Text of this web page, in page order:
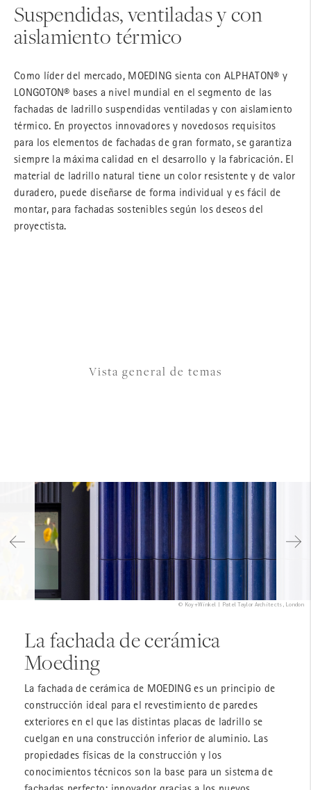
Suspendidas, ventiladas y con
aislamiento térmico
Como líder del mercado, MOEDING sienta con ALPHATON® y
LONGOTON® bases a nivel mundial en el segmento de las
fachadas de ladrillo suspendidas ventiladas y con aislamiento
térmico. En proyectos innovadores y novedosos requisitos
para los elementos de fachadas de gran formato, se garantiza
siempre la máxima calidad en el desarrollo y la fabricación. El
material de ladrillo natural tiene un color resistente y de valor
duradero, puede diseñarse de forma individual y es fácil de
montar, para fachadas sostenibles según los deseos del
proyectista.
Vista general de temas
© Koy+Winkel | Patel Taylor Architects, London
La fachada de cerámica
Moeding
La fachada de cerámica de MOEDING es un principio de
construcción ideal para el revestimiento de paredes
exteriores en el que las distintas placas de ladrillo se
cuelgan en una construcción inferior de aluminio. Las
propiedades físicas de la construcción y los
conocimientos técnicos son la base para un sistema de